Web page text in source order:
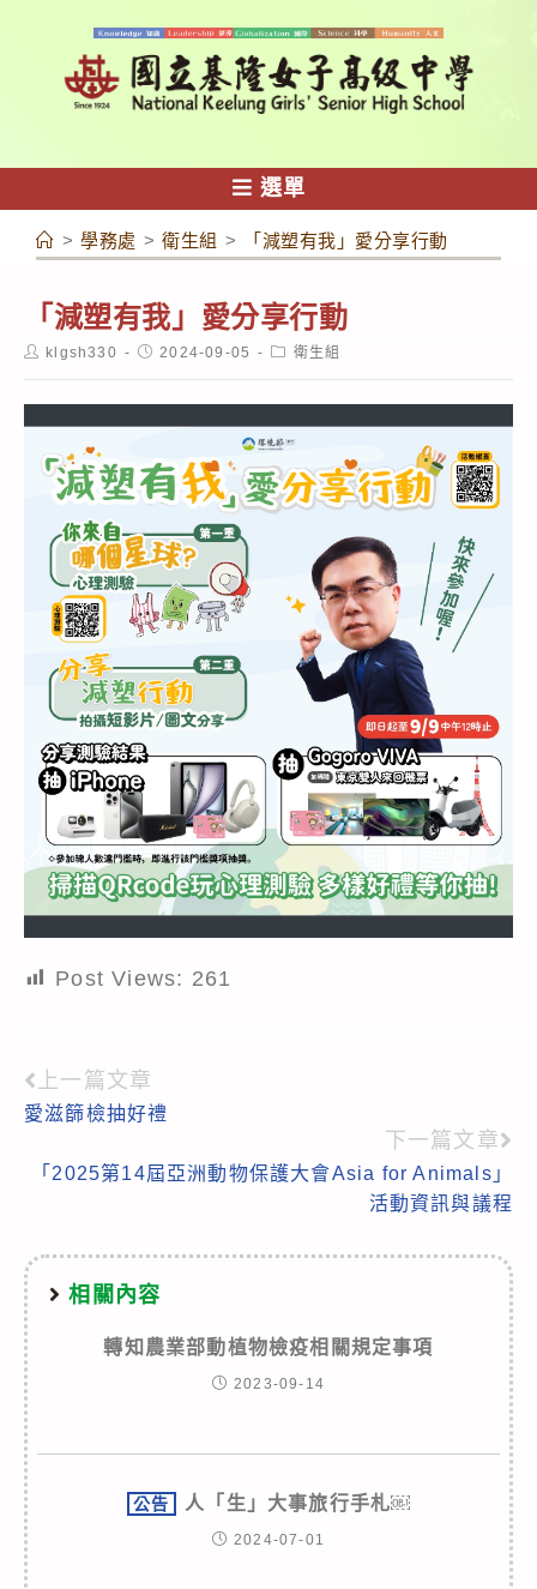
容
選單
> 學務處 > 衛生組 > 「減塑有我」愛分享行動
「減塑有我」愛分享行動
Postklgsh330
Post2024-09-05
Post衛生組
Post Views: 261
Read
more
articles
上一篇文章
愛滋篩檢抽好禮
下一篇文章
「2025第14屆亞洲動物保護大會Asia for Animals」
活動資訊與議程
相關內容
轉知農業部動植物檢疫相關規定事項
2023-09-14
公告 人「生」大事旅行手札￼
2024-07-01